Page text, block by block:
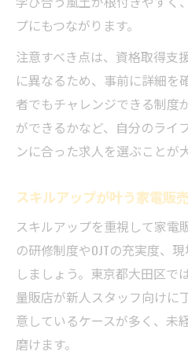
プにもつながります。
注意すべき点は、資格取得支
に異なるため、事前に詳細を
者でもチャレンジできる制度
ができるかなど、自分のライ
ンに合った求人を選ぶことが
スキルアップが叶う家電販
スキルアップを重視して家電
の研修制度やOJTの充実度、
しましょう。東京都大田区で
量販店が新人スタッフ向けに
意しているケースが多く、未
磨けます。